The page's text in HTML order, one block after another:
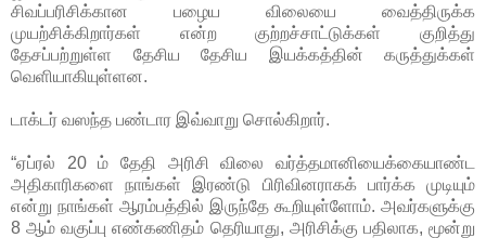
சிவப்பரிசிக்கான பழைய விலையை வைத்திருக்க
முயற்சிக்கிறார்கள் என்ற குற்றச்சாட்டுக்கள் குறித்து
தேசப்பற்றுள்ள தேசிய தேசிய இயக்கத்தின் கருத்துக்கள்
வெளியாகியுள்ளன.
டாக்டர் வஸந்த பண்டார இவ்வாறு சொல்கிறார்.
“ஏப்ரல் 20 ம் தேதி அரிசி விலை வர்த்தமானியைக்கையாண்ட
அதிகாரிகளை நாங்கள் இரண்டு பிரிவினராகக் பார்க்க முடியும்
என்று நாங்கள் ஆரம்பத்தில் இருந்தே கூறியுள்ளோம். அவர்களுக்கு
8 ஆம் வகுப்பு எண்கணிதம் தெரியாது, அரிசிக்கு பதிலாக, மூன்று